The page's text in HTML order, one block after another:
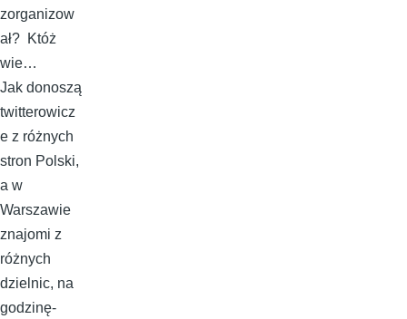
zorganizow
ał? Któż
wie…
Jak donoszą
twitterowicz
e z różnych
stron Polski,
a w
Warszawie
znajomi z
różnych
dzielnic, na
godzinę-